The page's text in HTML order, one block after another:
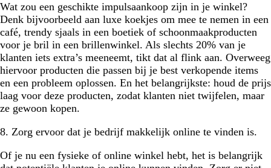
Wat zou een geschikte impulsaankoop zijn in je winkel?
Denk bijvoorbeeld aan luxe koekjes om mee te nemen in een
café, trendy sjaals in een boetiek of schoonmaakproducten
voor je bril in een brillenwinkel. Als slechts 20% van je
klanten iets extra’s meeneemt, tikt dat al flink aan. Overweeg
hiervoor producten die passen bij je best verkopende items
en een probleem oplossen. En het belangrijkste: houd de prijs
laag voor deze producten, zodat klanten niet twijfelen, maar
ze gewoon kopen.
8. Zorg ervoor dat je bedrijf makkelijk online te vinden is.
Of je nu een fysieke of online winkel hebt, het is belangrijk